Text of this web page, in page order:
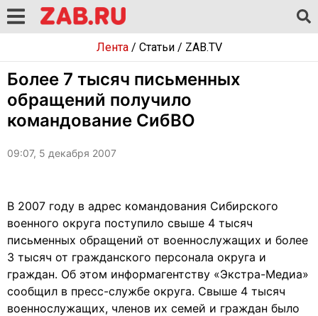
Лента/ Статьи/ ZAB.TV
Более 7 тысяч письменных
обращений получило
командование СибВО
09:07, 5 декабря 2007
В 2007 году в адрес командования Сибирского
военного округа поступило свыше 4 тысяч
письменных обращений от военнослужащих и более
3 тысяч от гражданского персонала округа и
граждан. Об этом информагентству «Экстра-Медиа»
сообщил в пресс-службе округа. Свыше 4 тысяч
военнослужащих, членов их семей и граждан было